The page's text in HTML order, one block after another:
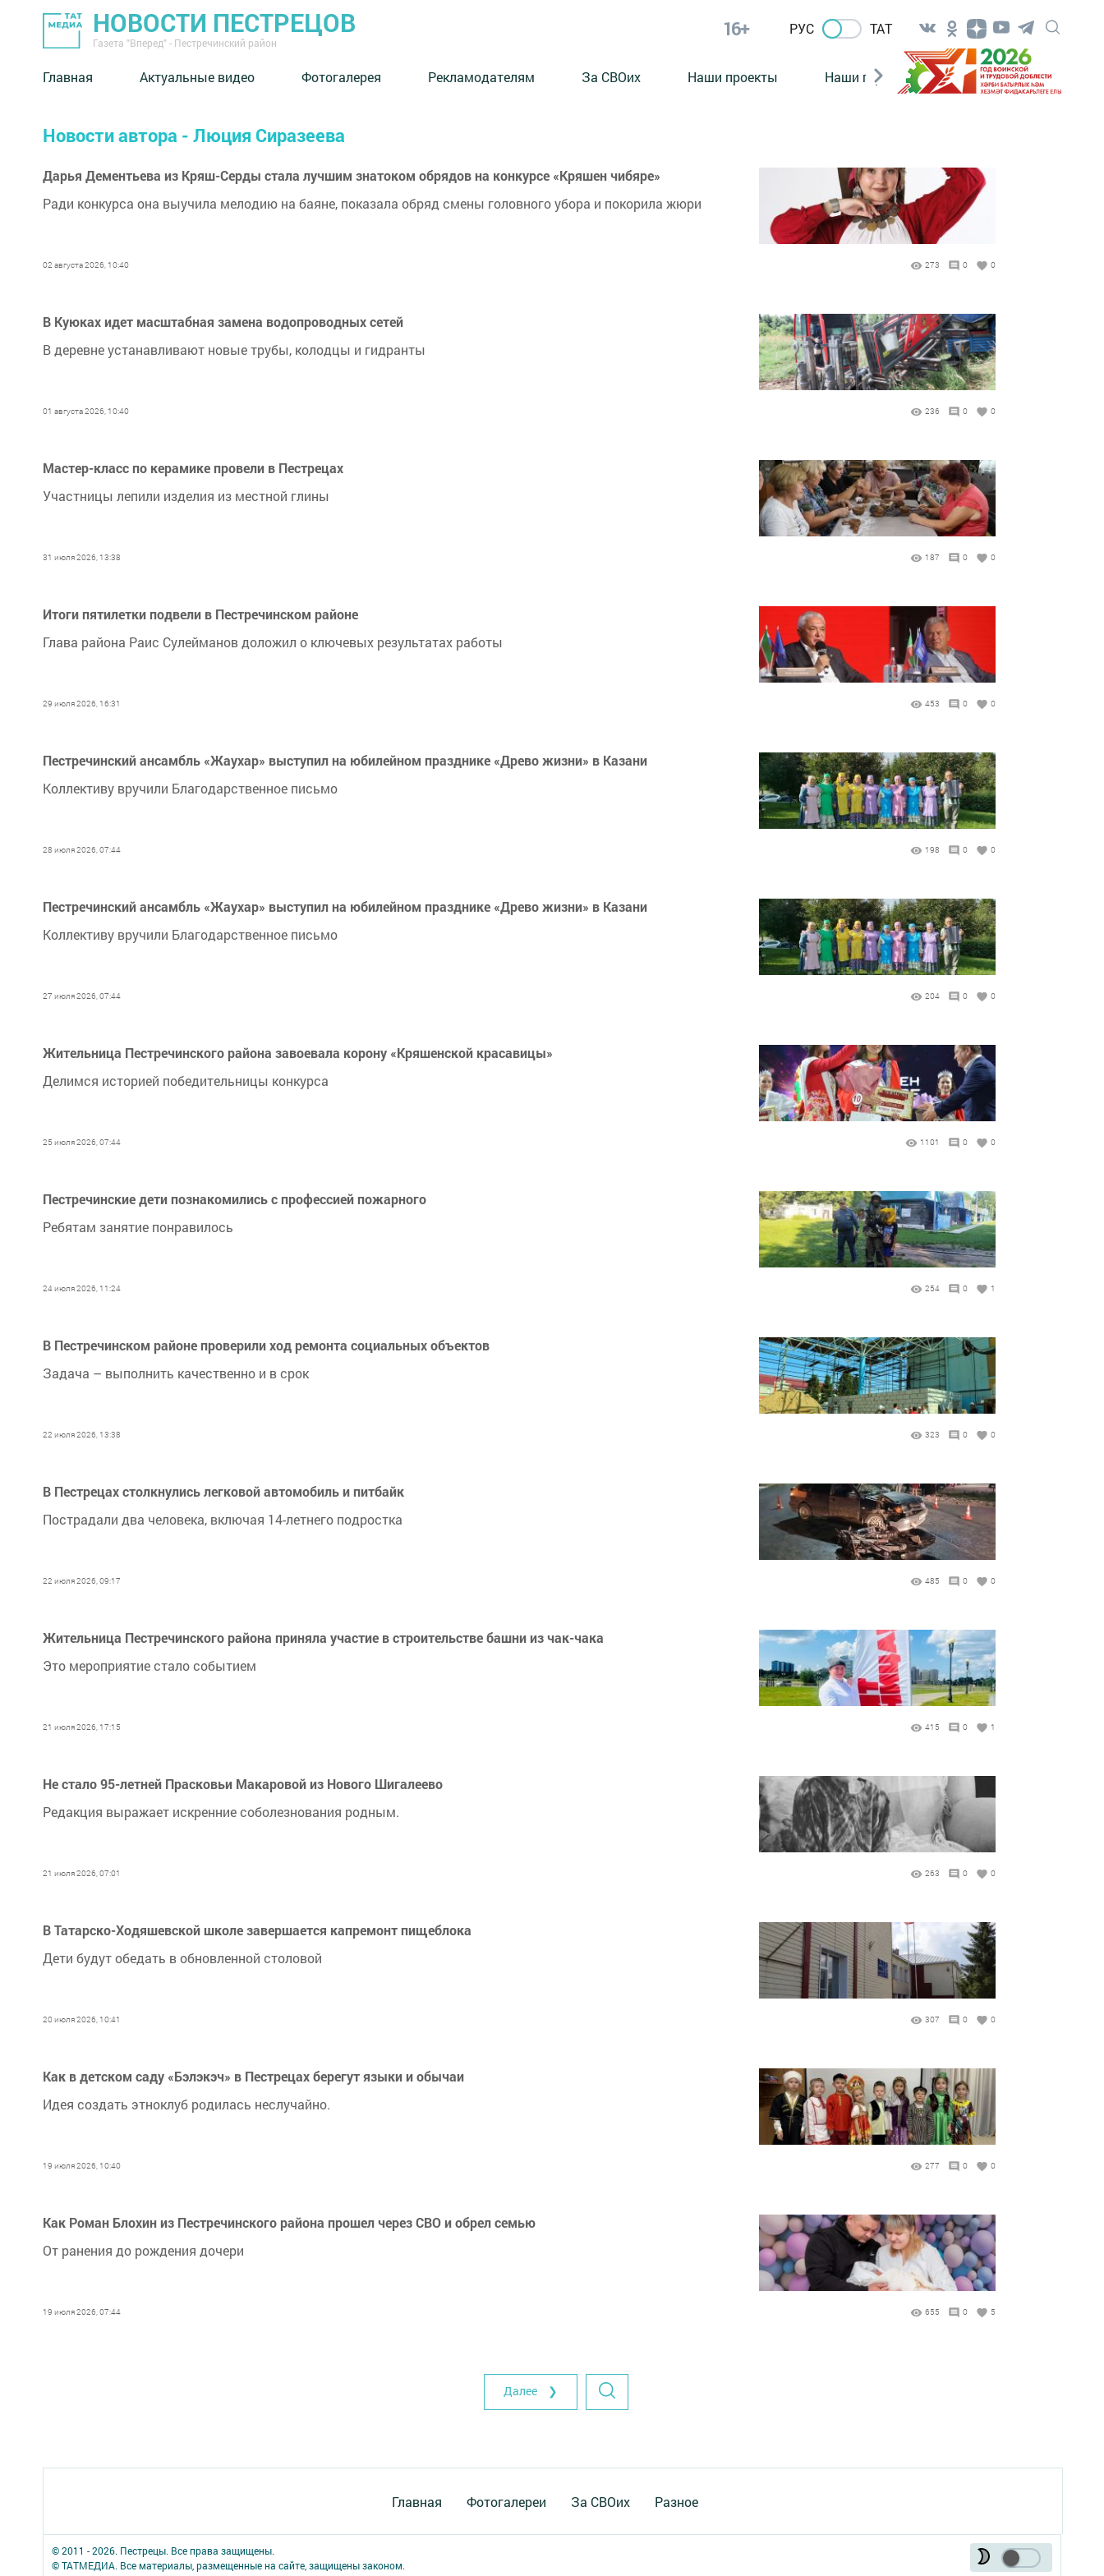
НОВОСТИ ПЕСТРЕЦОВ
Газета "Вперед" - Пестречинский район
16+ РУС ТАТ
Главная Актуальные видео Фотогалерея Рекламодателям За СВОих Наши проекты Наши герои Нормативно-правовые
Новости автора - Люция Сиразеева
Дарья Дементьева из Кряш-Серды стала лучшим знатоком обрядов на конкурсе «Кряшен чибяре»
Ради конкурса она выучила мелодию на баяне, показала обряд смены головного убора и покорила жюри
02 августа 2026, 10:40 273 0 0
В Куюках идет масштабная замена водопроводных сетей
В деревне устанавливают новые трубы, колодцы и гидранты
01 августа 2026, 10:40 236 0 0
Мастер-класс по керамике провели в Пестрецах
Участницы лепили изделия из местной глины
31 июля 2026, 13:38 187 0 0
Итоги пятилетки подвели в Пестречинском районе
Глава района Раис Сулейманов доложил о ключевых результатах работы
29 июля 2026, 16:31 453 0 0
Пестречинский ансамбль «Жаухар» выступил на юбилейном празднике «Древо жизни» в Казани
Коллективу вручили Благодарственное письмо
28 июля 2026, 07:44 198 0 0
Пестречинский ансамбль «Жаухар» выступил на юбилейном празднике «Древо жизни» в Казани
Коллективу вручили Благодарственное письмо
27 июля 2026, 07:44 204 0 0
Жительница Пестречинского района завоевала корону «Кряшенской красавицы»
Делимся историей победительницы конкурса
25 июля 2026, 07:44 1101 0 0
Пестречинские дети познакомились с профессией пожарного
Ребятам занятие понравилось
24 июля 2026, 11:24 254 0 1
В Пестречинском районе проверили ход ремонта социальных объектов
Задача – выполнить качественно и в срок
22 июля 2026, 13:38 323 0 0
В Пестрецах столкнулись легковой автомобиль и питбайк
Пострадали два человека, включая 14-летнего подростка
22 июля 2026, 09:17 485 0 0
Жительница Пестречинского района приняла участие в строительстве башни из чак-чака
Это мероприятие стало событием
21 июля 2026, 17:15 415 0 1
Не стало 95-летней Прасковьи Макаровой из Нового Шигалеево
Редакция выражает искренние соболезнования родным.
21 июля 2026, 07:01 263 0 0
В Татарско-Ходяшевской школе завершается капремонт пищеблока
Дети будут обедать в обновленной столовой
20 июля 2026, 10:41 307 0 0
Как в детском саду «Бэлэкэч» в Пестрецах берегут языки и обычаи
Идея создать этноклуб родилась неслучайно.
19 июля 2026, 10:40 277 0 0
Как Роман Блохин из Пестречинского района прошел через СВО и обрел семью
От ранения до рождения дочери
19 июля 2026, 07:44 655 0 5
Далее ❯
Главная Фотогалереи За СВОих Разное
© 2011 - 2026. Пестрецы. Все права защищены.
© ТАТМЕДИА. Все материалы, размещенные на сайте, защищены законом.